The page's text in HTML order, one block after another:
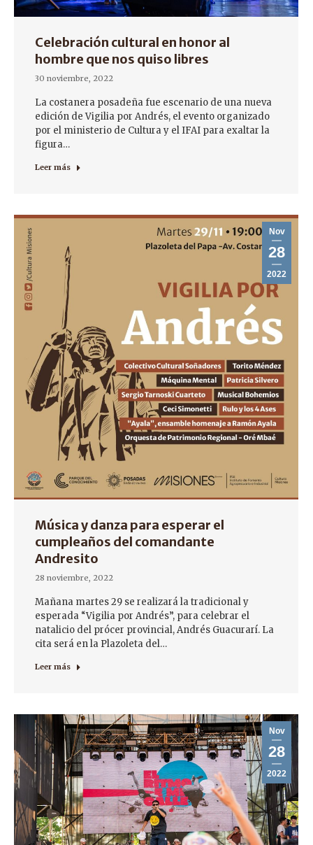
Celebración cultural en honor al
hombre que nos quiso libres
30 noviembre, 2022
La costanera posadeña fue escenario de una nueva
edición de Vigilia por Andrés, el evento organizado
por el ministerio de Cultura y el IFAI para exaltar la
figura…
Leer más
Nov
28
2022
Música y danza para esperar el
cumpleaños del comandante
Andresito
28 noviembre, 2022
Mañana martes 29 se realizará la tradicional y
esperada “Vigilia por Andrés”, para celebrar el
natalicio del prócer provincial, Andrés Guacurarí. La
cita será en la Plazoleta del…
Leer más
Nov
28
2022